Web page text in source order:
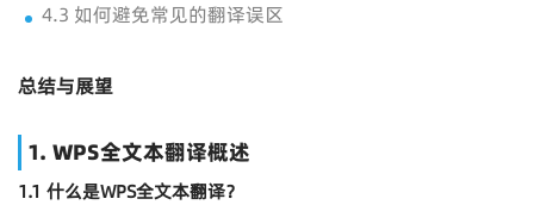
4.3 如何避免常见的翻译误区
总结与展望
1. WPS全文本翻译概述
1.1 什么是WPS全文本翻译？